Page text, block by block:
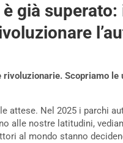
già
rivoluzionarie. Scopriamo
attese. Nel 2025 i parchi
alle nostre latitudini,
al mondo stanno